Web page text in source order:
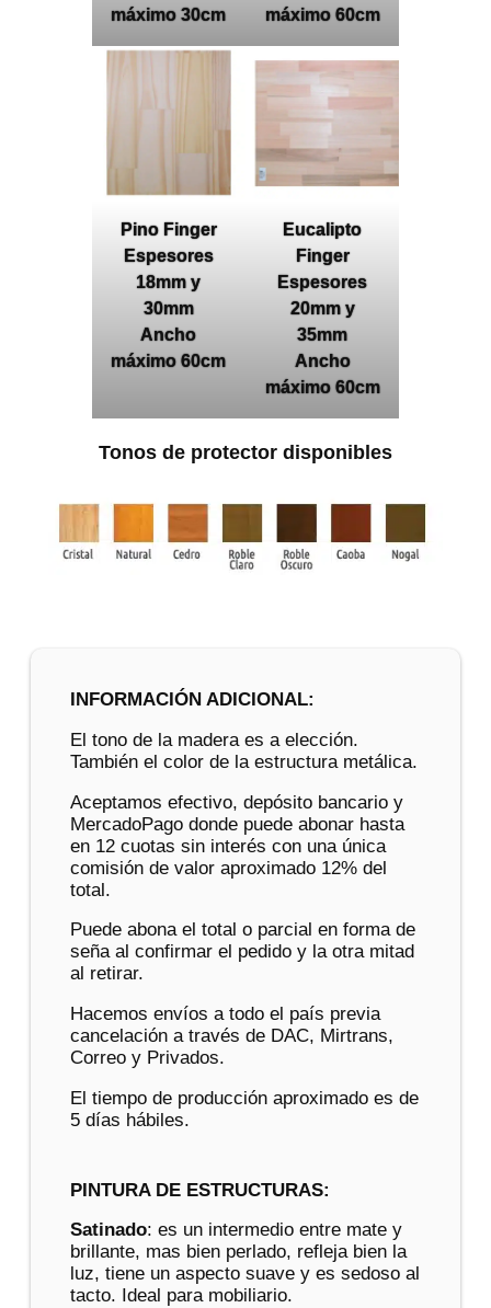
máximo 30cm
máximo 60cm
Pino Finger
Espesores
18mm y
30mm
Ancho
máximo 60cm
Eucalipto
Finger
Espesores
20mm y
35mm
Ancho
máximo 60cm
Tonos de protector disponibles
INFORMACIÓN ADICIONAL:
El tono de la madera es a elección.
También el color de la estructura metálica.
Aceptamos efectivo, depósito bancario y
MercadoPago donde puede abonar hasta
en 12 cuotas sin interés con una única
comisión de valor aproximado 12% del
total.
Puede abona el total o parcial en forma de
seña al confirmar el pedido y la otra mitad
al retirar.
Hacemos envíos a todo el país previa
cancelación a través de DAC, Mirtrans,
Correo y Privados.
El tiempo de producción aproximado es de
5 días hábiles.
PINTURA DE ESTRUCTURAS:
Satinado: es un intermedio entre mate y
brillante, mas bien perlado, refleja bien la
luz, tiene un aspecto suave y es sedoso al
tacto. Ideal para mobiliario.